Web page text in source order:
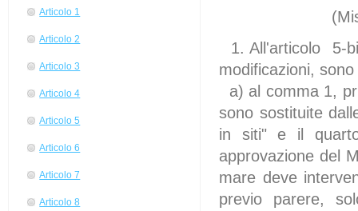
Articolo 1
Articolo 2
Articolo 3
Articolo 4
Articolo 5
Articolo 6
Articolo 7
Articolo 8
1. All'articolo 5-
modificazioni,
a) al comma 1,
sono sostituite
in siti" e il
approvazione del
mare deve
previo parere,